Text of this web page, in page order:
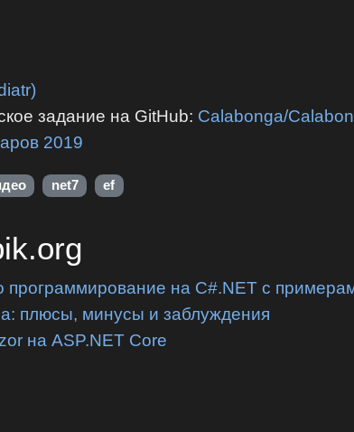
задание на GitHub: Calabonga/
2019
net7 ef
программирование на C#.NET с
плюсы, минусы и заблуждения
на ASP.NET Core